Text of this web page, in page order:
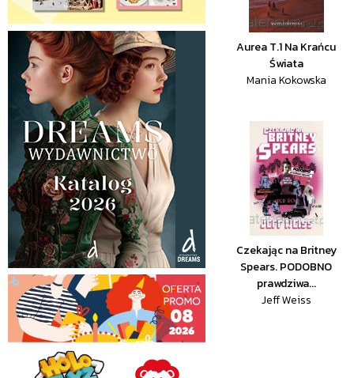
Aurea T.1 Na Krańcu
Świata
Mania Kokowska
Czekając na Britney
Spears. PODOBNO
prawdziwa...
Jeff Weiss